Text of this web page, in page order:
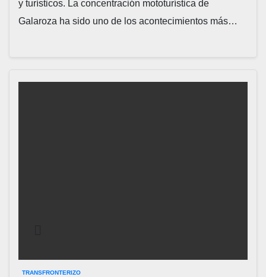
y turísticos. La concentración mototurística de
Galaroza ha sido uno de los acontecimientos más…
TRANSFRONTERIZO